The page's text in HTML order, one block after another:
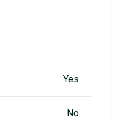
Yes
No